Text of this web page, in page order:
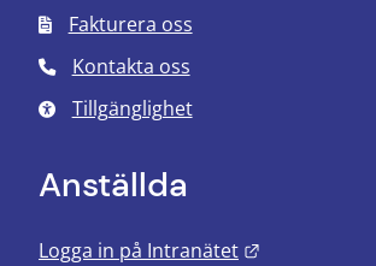
Fakturera oss
Kontakta oss
Tillgänglighet
Anställda
Logga in på Intranätet